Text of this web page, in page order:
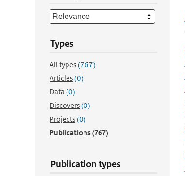
Types
All types(767)
Articles(0)
Data (0)
Discovers(0)
Projects(0)
Publications(767)
Publication types